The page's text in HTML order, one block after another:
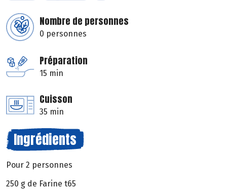
Nombre de personnes
0 personnes
Préparation
15 min
Cuisson
35 min
Ingrédients
Pour 2 personnes
250 g de Farine t65